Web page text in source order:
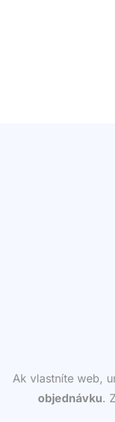
Ak vlastníte web,
objednávku.